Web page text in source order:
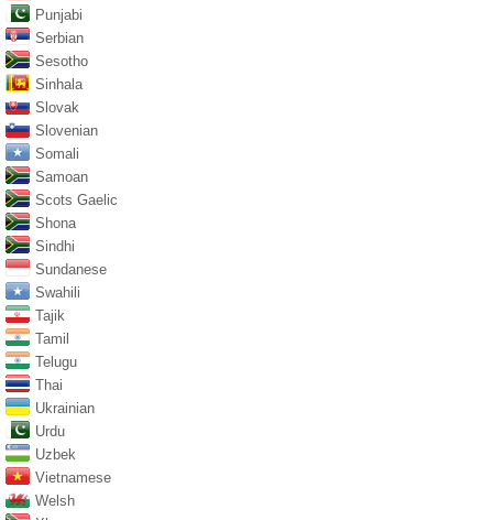
Punjabi
Serbian
Sesotho
Sinhala
Slovak
Slovenian
Somali
Samoan
Scots Gaelic
Shona
Sindhi
Sundanese
Swahili
Tajik
Tamil
Telugu
Thai
Ukrainian
Urdu
Uzbek
Vietnamese
Welsh